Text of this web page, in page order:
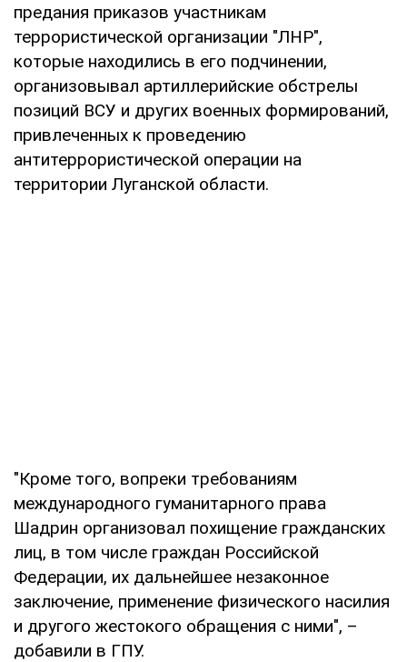
предания приказов участникам
террористической организации "ЛНР",
которые находились в его подчинении,
организовывал артиллерийские обстрелы
позиций ВСУ и других военных формирований,
привлеченных к проведению
антитеррористической операции на
территории Луганской области.
"Кроме того, вопреки требованиям
международного гуманитарного права
Шадрин организовал похищение гражданских
лиц, в том числе граждан Российской
Федерации, их дальнейшее незаконное
заключение, применение физического насилия
и другого жестокого обращения с ними", –
добавили в ГПУ.